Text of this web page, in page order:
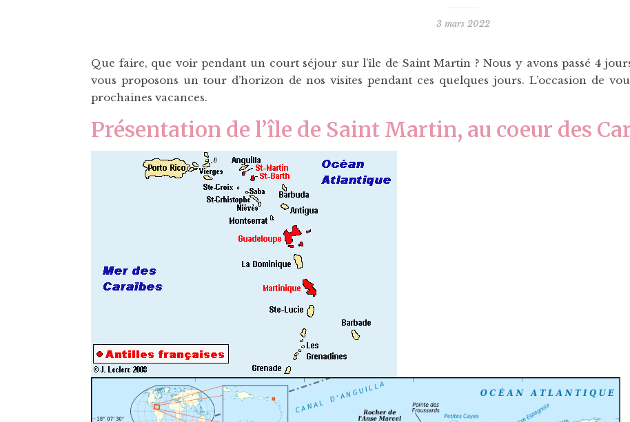
3 mars 2022
Que faire, que voir pendant un court séjour sur l’île de Saint Martin ? Nous y avons passé 4
vous proposons un tour d’horizon de nos visites pendant ces quelques jours. L’occasion de
prochaines vacances.
Présentation de l’île de Saint Martin, au coeur des